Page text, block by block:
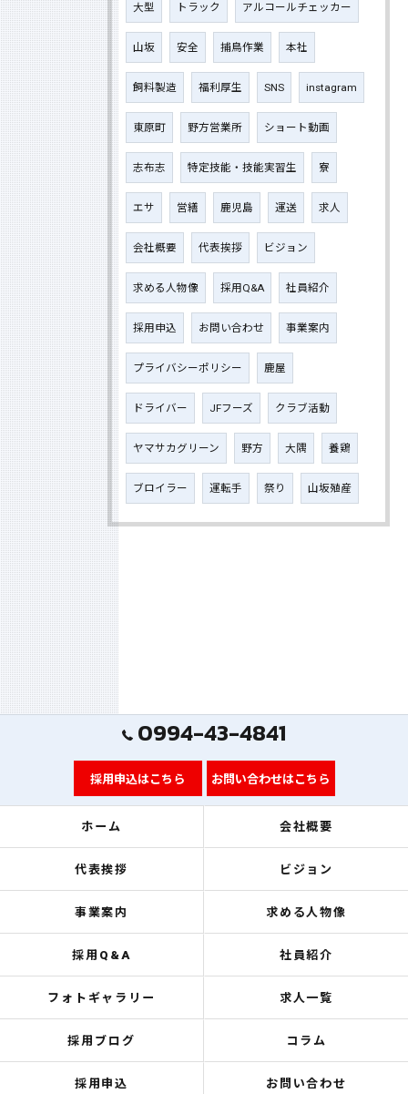
大型 トラック アルコールチェッカー
山坂 安全 捕鳥作業 本社
飼料製造 福利厚生 SNS instagram
東原町 野方営業所 ショート動画
志布志 特定技能・技能実習生 寮
エサ 営繕 鹿児島 運送 求人
会社概要 代表挨拶 ビジョン
求める人物像 採用Q&A 社員紹介
採用申込 お問い合わせ 事業案内
プライバシーポリシー 鹿屋
ドライバー JFフーズ クラブ活動
ヤマサカグリーン 野方 大隅 養鶏
ブロイラー 運転手 祭り 山坂殖産
0994-43-4841
採用申込はこちら お問い合わせはこちら
ホーム 会社概要
代表挨拶 ビジョン
事業案内 求める人物像
採用Q&A 社員紹介
フォトギャラリー 求人一覧
採用ブログ コラム
採用申込 お問い合わせ